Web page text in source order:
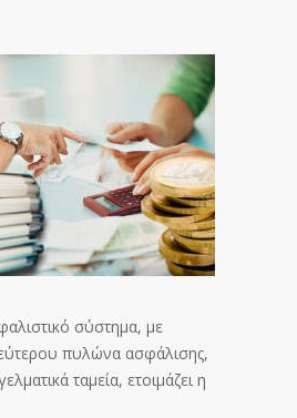
σύστημα, με
πυλώνα ασφάλισης,
ταμεία, ετοιμάζει η